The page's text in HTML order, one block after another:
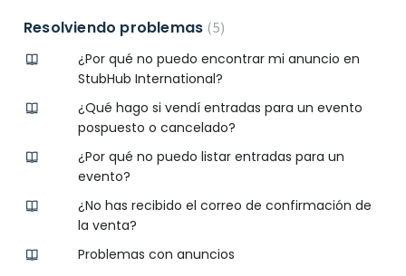
Resolviendo problemas 5
¿Por qué no puedo encontrar mi anuncio en
StubHub International?
¿Qué hago si vendí entradas para un evento
pospuesto o cancelado?
¿Por qué no puedo listar entradas para un
evento?
¿No has recibido el correo de confirmación de
la venta?
Problemas con anuncios